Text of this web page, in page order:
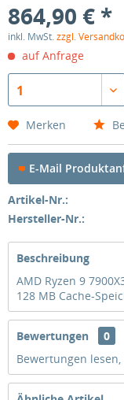
864,90 € *
inkl. MwSt.zzgl.
auf Anfrage
1
Merken
E-Mail
Artikel-Nr.:
Hersteller-Nr.:
Beschreibung
AMD Ryzen 9
128 MB Cache-
Bewertungen
0
Bewertungen